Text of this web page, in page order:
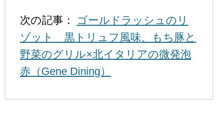
次の記事：
ゴールドラッシュのリ
ゾット 黒トリュフ風味、もち豚と
野菜のグリル×北イタリアの微発泡
赤（Gene Dining）